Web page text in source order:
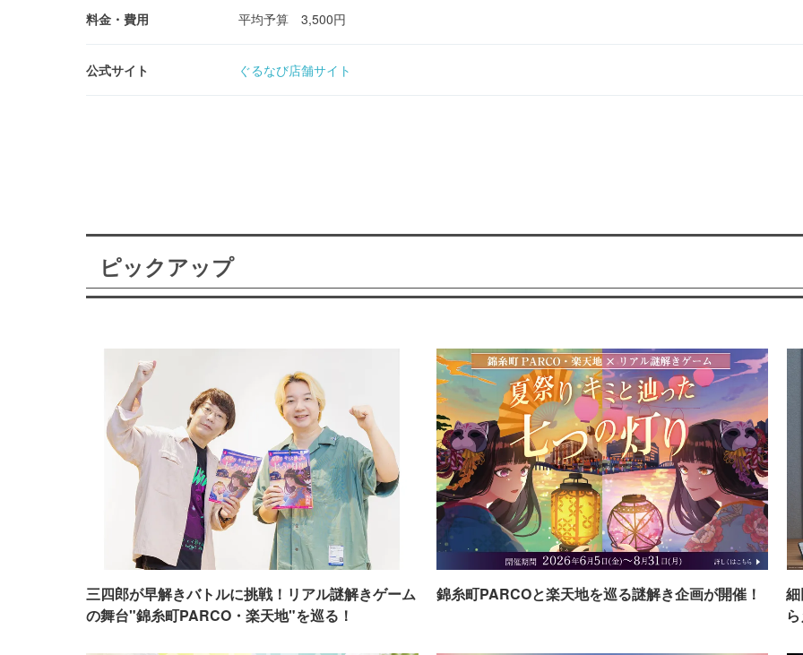
料金・費用 平均予算 3,500円
公式サイト ぐるなび店舗サイト
ピックアップ
三四郎が早解きバトルに挑戦！リアル謎解きゲーム
の舞台"錦糸町PARCO・楽天地"を巡る！
錦糸町PARCOと楽天地を巡る謎解き企画が開催！